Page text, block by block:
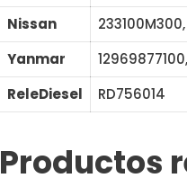
Nissan
Yanmar
ReleDiesel
Productos